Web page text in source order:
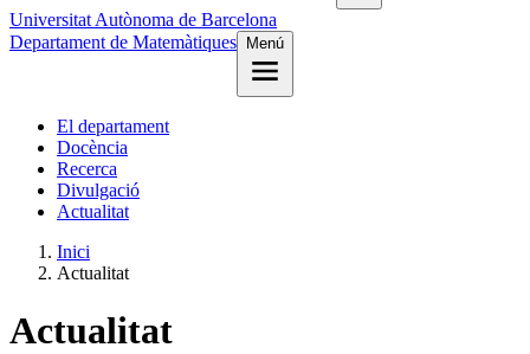
Universitat Autònoma de Barcelona
Departament de Matemàtiques
Menú
El departament
Docència
Recerca
Divulgació
Actualitat
Inici
Actualitat
Actualitat